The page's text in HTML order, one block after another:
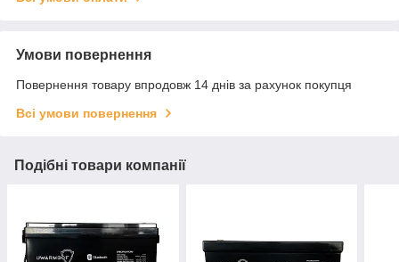
Умови повернення
Повернення товару впродовж 14 днів за рахунок покупця
Всі умови повернення
Подібні товари компанії